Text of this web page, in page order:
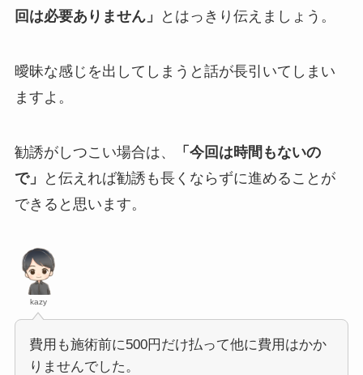
回は必要ありません」
とはっきり伝えましょう。
曖昧な感じを出してしまうと話が長引いてしまい
ますよ。
勧誘がしつこい場合は、
「今回は時間もないの
で」
と伝えれば勧誘も長くならずに進めることが
できると思います。
kazy
費用も施術前に500円だけ払って他に費用はかか
りませんでした。